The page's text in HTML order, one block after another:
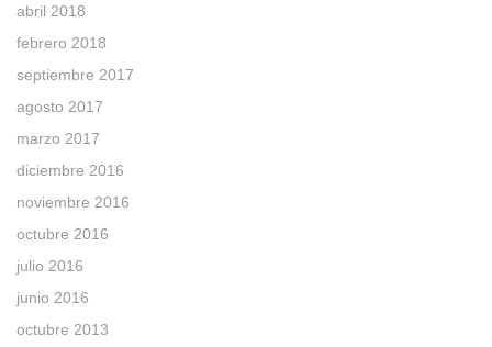
abril 2018
febrero 2018
septiembre 2017
agosto 2017
marzo 2017
diciembre 2016
noviembre 2016
octubre 2016
julio 2016
junio 2016
octubre 2013